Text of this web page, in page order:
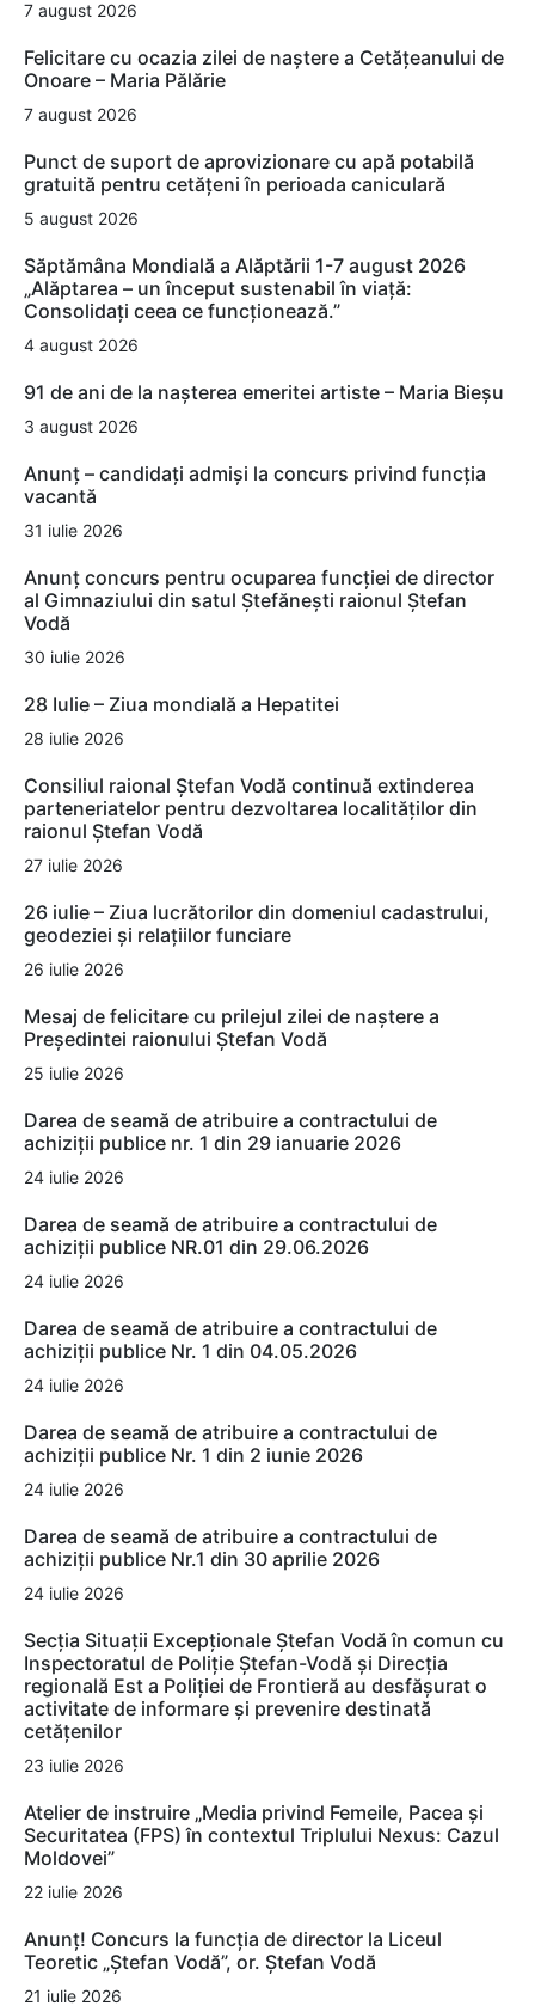
7 august 2026
Felicitare cu ocazia zilei de naștere a Cetățeanului de
Onoare – Maria Pălărie
7 august 2026
Punct de suport de aprovizionare cu apă potabilă
gratuită pentru cetățeni în perioada caniculară
5 august 2026
Săptămâna Mondială a Alăptării 1-7 august 2026
„Alăptarea – un început sustenabil în viață:
Consolidați ceea ce funcționează.”
4 august 2026
91 de ani de la nașterea emeritei artiste – Maria Bieșu
3 august 2026
Anunț – candidați admiși la concurs privind funcția
vacantă
31 iulie 2026
Anunț concurs pentru ocuparea funcției de director
al Gimnaziului din satul Ștefănești raionul Ștefan
Vodă
30 iulie 2026
28 Iulie – Ziua mondială a Hepatitei
28 iulie 2026
Consiliul raional Ștefan Vodă continuă extinderea
parteneriatelor pentru dezvoltarea localităților din
raionul Ștefan Vodă
27 iulie 2026
26 iulie – Ziua lucrătorilor din domeniul cadastrului,
geodeziei și relațiilor funciare
26 iulie 2026
Mesaj de felicitare cu prilejul zilei de naștere a
Președintei raionului Ștefan Vodă
25 iulie 2026
Darea de seamă de atribuire a contractului de
achiziții publice nr. 1 din 29 ianuarie 2026
24 iulie 2026
Darea de seamă de atribuire a contractului de
achiziții publice NR.01 din 29.06.2026
24 iulie 2026
Darea de seamă de atribuire a contractului de
achiziții publice Nr. 1 din 04.05.2026
24 iulie 2026
Darea de seamă de atribuire a contractului de
achiziții publice Nr. 1 din 2 iunie 2026
24 iulie 2026
Darea de seamă de atribuire a contractului de
achiziții publice Nr.1 din 30 aprilie 2026
24 iulie 2026
Secția Situații Excepționale Ștefan Vodă în comun cu
Inspectoratul de Poliție Ștefan-Vodă și Direcția
regională Est a Poliției de Frontieră au desfășurat o
activitate de informare și prevenire destinată
cetățenilor
23 iulie 2026
Atelier de instruire „Media privind Femeile, Pacea și
Securitatea (FPS) în contextul Triplului Nexus: Cazul
Moldovei”
22 iulie 2026
Anunț! Concurs la funcția de director la Liceul
Teoretic „Ștefan Vodă”, or. Ștefan Vodă
21 iulie 2026